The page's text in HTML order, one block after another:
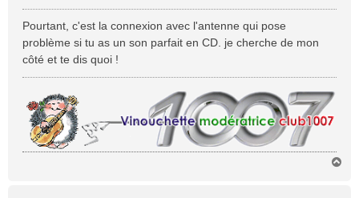
e
s
a
g
e
Pourtant, c'est la connexion avec l'antenne qui pose
problème si tu as un son parfait en CD. je cherche de mon
côté et te dis quoi !